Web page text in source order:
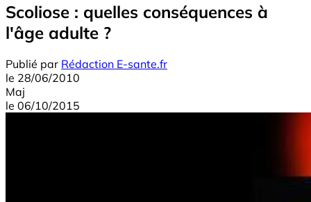
Scoliose : quelles conséquences à
l'âge adulte ?
Publié par Rédaction E-sante.fr
le 28/06/2010
Maj
le 06/10/2015